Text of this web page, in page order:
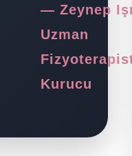
— Zeynep
Uzman
Kurucu